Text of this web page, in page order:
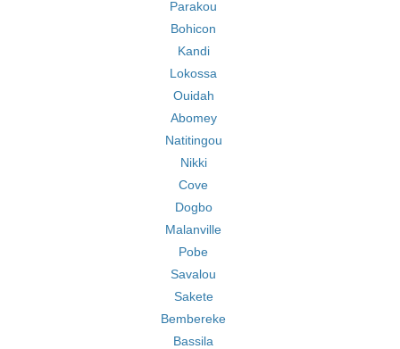
Parakou
Bohicon
Kandi
Lokossa
Ouidah
Abomey
Natitingou
Nikki
Cove
Dogbo
Malanville
Pobe
Savalou
Sakete
Bembereke
Bassila